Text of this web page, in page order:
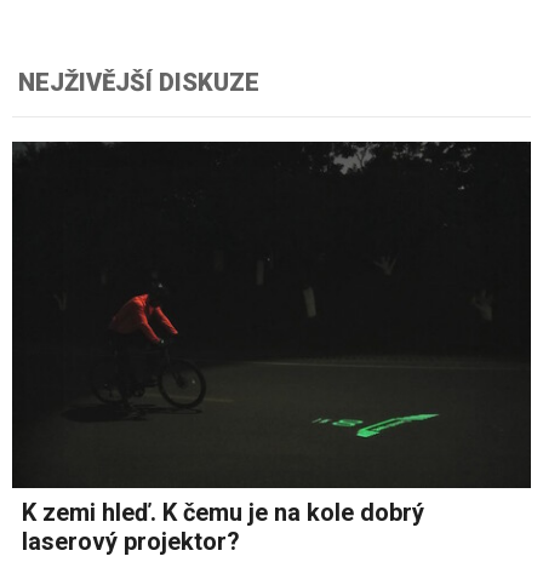
NEJŽIVĚJŠÍ DISKUZE
K zemi hleď. K čemu je na kole dobrý
laserový projektor?